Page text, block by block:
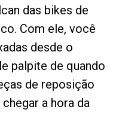
das bikes de
Com ele, você
desde o
palpite de quando
de reposição
a hora da